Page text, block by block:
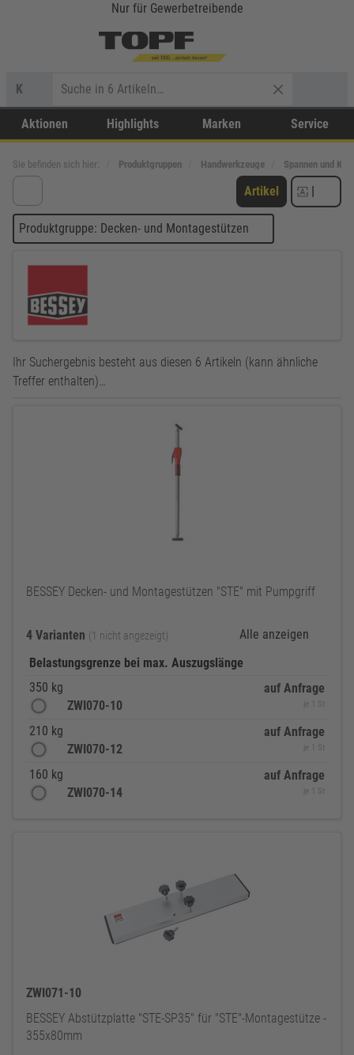
Nur für Gewerbetreibende
K
Aktionen Highlights Marken Service
Sie befinden sich hier: Produktgruppen Handwerkzeuge Spannen und
Artikel |
Produktgruppe: Decken- und Montagestützen
Ihr Suchergebnis besteht aus diesen 6 Artikeln (kann ähnliche
Treffer enthalten)…
BESSEY Decken- und Montagestützen "STE" mit Pumpgriff
4 Varianten (1 nicht angezeigt)
Alle anzeigen
Belastungsgrenze bei max. Auszugslänge
350 kg
ZWI070-10
auf Anfrage
je 1 St
210 kg
ZWI070-12
auf Anfrage
je 1 St
160 kg
ZWI070-14
auf Anfrage
je 1 St
ZWI071-10
BESSEY Abstützplatte "STE-SP35" für "STE"-Montagestütze -
355x80mm